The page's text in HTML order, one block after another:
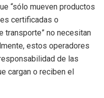
“sólo mueven productos
certificadas o
transporte” no necesitan
estos operadores
de las
cargan o reciben el